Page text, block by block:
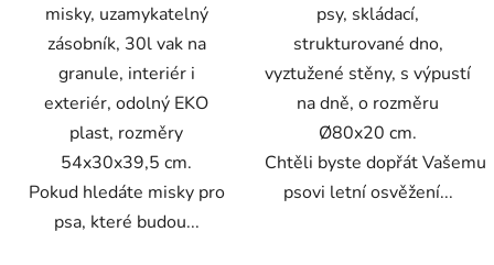
misky, uzamykatelný
zásobník, 30l vak na
granule, interiér i
exteriér, odolný EKO
plast, rozměry
54x30x39,5 cm.
Pokud hledáte misky pro
psa, které budou...
psy, skládací,
strukturované dno,
vyztužené stěny, s výpustí
na dně, o rozměru
Ø80x20 cm.
Chtěli byste dopřát Vašemu
psovi letní osvěžení...